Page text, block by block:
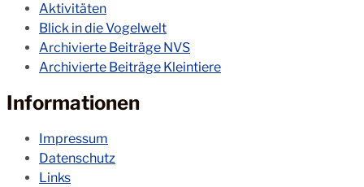
Aktivitäten
Blick in die Vogelwelt
Archivierte Beiträge NVS
Archivierte Beiträge Kleintiere
Informationen
Impressum
Datenschutz
Links